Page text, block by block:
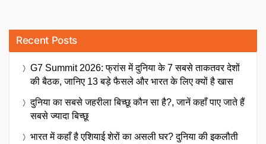
Recent Posts
G7 Summit 2026: फ्रांस में दुनिया के 7 सबसे ताकतवर देशों
की बैठक, जानिए 13 बड़े फैसले और भारत के लिए क्यों है खास
दुनिया का सबसे जहरीला बिच्छू कौन सा है?, जानें कहाँ पाए जाते हैं
सबसे ज्यादा बिच्छू
भारत में कहाँ है एशियाई शेरों का असली घर? दुनिया की इकलौती